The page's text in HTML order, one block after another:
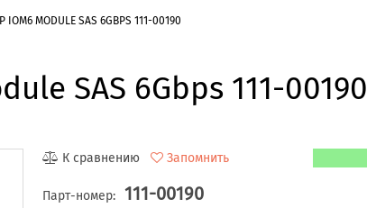
MODULE SAS 6GBPS 111-00190
SAS 6Gbps 111-00190
К сравнению Запомнить
Парт-номер: 111-00190